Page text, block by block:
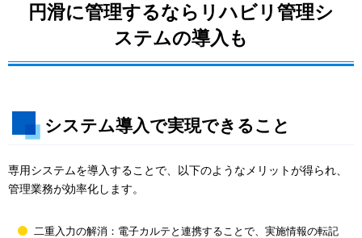
円滑に管理するならリハビリ管理シ
ステムの導入も
システム導入で実現できること
専用システムを導入することで、以下のようなメリットが得られ、
管理業務が効率化します。
二重入力の解消：電子カルテと連携することで、実施情報の転記